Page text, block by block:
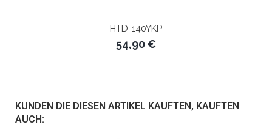
HTD-140YKP
54,90 €
KUNDEN DIE DIESEN ARTIKEL KAUFTEN, KAUFTEN
AUCH: